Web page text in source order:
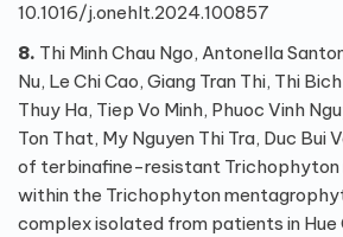
10.1016/j.onehlt.2024.100857
8. Thi Minh Chau Ngo, Antonella
Nu, Le Chi Cao, Giang Tran Thi, Thi
Thuy Ha, Tiep Vo Minh, Phuoc Vinh
Ton That, My Nguyen Thi Tra, Duc Bui
of terbinafine-resistant Trichophyton
within the Trichophyton
complex isolated from patients in Hue